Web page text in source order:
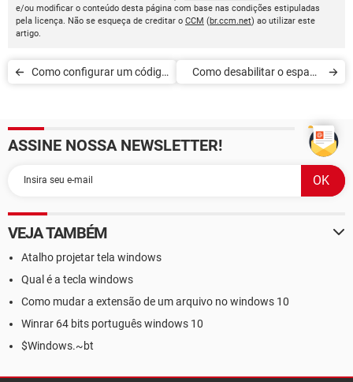
e/ou modificar o conteúdo desta página com base nas condições estipuladas
pela licença. Não se esqueça de creditar o CCM (br.ccm.net) ao utilizar este
artigo.
Como configurar um código
Como desabilitar o espaço
ASSINE NOSSA NEWSLETTER!
VEJA TAMBÉM
Atalho projetar tela windows
Qual é a tecla windows
Como mudar a extensão de um arquivo no windows 10
Winrar 64 bits português windows 10
$Windows.~bt